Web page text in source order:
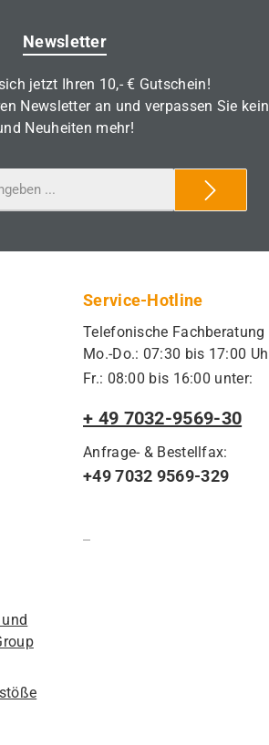
Newsletter
jetzt Ihren 10,- € Gutschein!
Newsletter an und verpassen Sie
Neuheiten mehr!
Service-Hotline
Telefonische Fachberatung
Mo.-Do.: 07:30 bis 17:00
Fr.: 08:00 bis 16:00 unter:
+ 49 7032-9569-30
Anfrage- & Bestellfax:
+49 7032 9569-329